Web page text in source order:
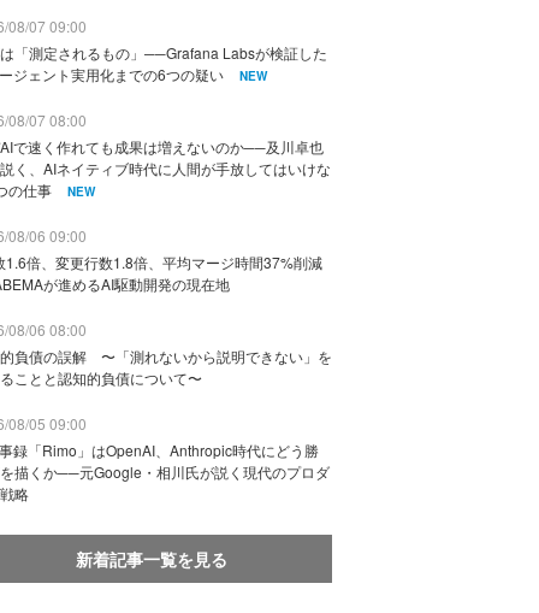
08/07 09:00
「測定されるもの」──Grafana Labsが検証した
ジェント実用化までの6つの疑い
NEW
08/07 08:00
で速く作れても成果は増えないのか──及川卓也
く、AIネイティブ時代に人間が手放してはいけな
の仕事
NEW
08/06 09:00
1.6倍、変更行数1.8倍、平均マージ時間37%削減
が進めるAI駆動開発の現在地
08/06 08:00
負債の誤解 〜「測れないから説明できない」を
ことと認知的負債について〜
08/05 09:00
録「Rimo」はOpenAI、Anthropic時代にどう勝
描くか──元Google・相川氏が説く現代のプロダ
略
新着記事一覧を見る